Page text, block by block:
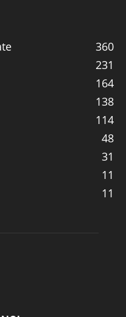
360
231
164
138
114
48
31
11
11